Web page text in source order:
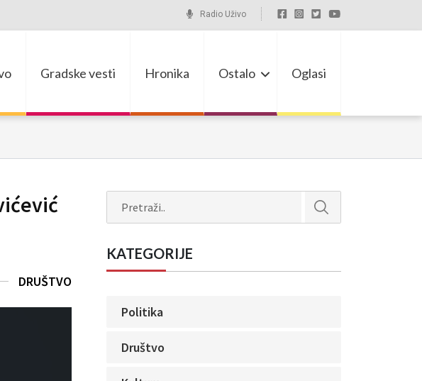
Radio Uživo
Gradske vesti Hronika Ostalo Oglasi
DRUŠTVO
KATEGORIJE
Politika
Društvo